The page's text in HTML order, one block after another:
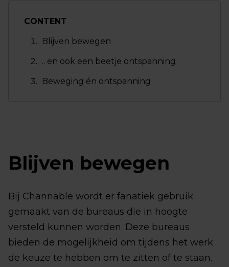
CONTENT
Blijven bewegen
.. en ook een beetje ontspanning
Beweging én ontspanning
Blijven bewegen
Bij Channable wordt er fanatiek gebruik
gemaakt van de bureaus die in hoogte
versteld kunnen worden. Deze bureaus
bieden de mogelijkheid om tijdens het werk
de keuze te hebben om te zitten of te staan.